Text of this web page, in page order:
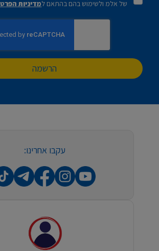
של אלמ ולשימוש בהם בהתאם למדיניות
הרשמה
עקבו אחרינו: